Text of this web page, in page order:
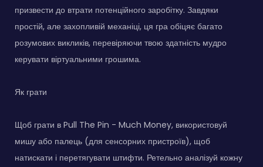
призвести до втрати потенційного заробітку. Завдяки
простій, але захопливій механіці, ця гра обіцяє багато
розумових викликів, перевіряючи твою здатність мудро
керувати віртуальними грошима.
Як грати
Щоб грати в Pull The Pin - Much Money, використовуй
мишу або палець (для сенсорних пристроїв), щоб
натискати і перетягувати штифти. Ретельно аналізуй кожну